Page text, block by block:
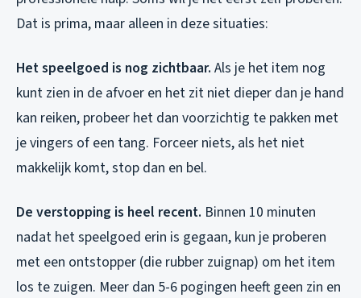
Dat is prima, maar alleen in deze situaties:
Het speelgoed is nog zichtbaar. Als je het item nog
kunt zien in de afvoer en het zit niet dieper dan je hand
kan reiken, probeer het dan voorzichtig te pakken met
je vingers of een tang. Forceer niets, als het niet
makkelijk komt, stop dan en bel.
De verstopping is heel recent. Binnen 10 minuten
nadat het speelgoed erin is gegaan, kun je proberen
met een ontstopper (die rubber zuignap) om het item
los te zuigen. Meer dan 5-6 pogingen heeft geen zin en